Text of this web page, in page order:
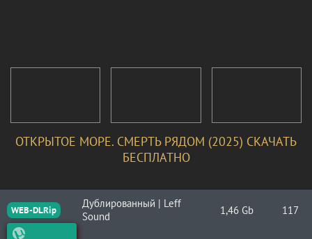
ОТКРЫТОЕ МОРЕ. СМЕРТЬ РЯДОМ (2025) СКАЧАТЬ
БЕСПЛАТНО
WEB-DLRip
Дублированный | Leff
Sound
1,46 Gb 117